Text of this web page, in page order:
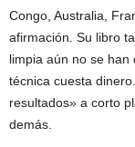
Congo, Australia,
afirmación. Su libro
limpia aún no se han
técnica cuesta
resultados» a corto
demás.